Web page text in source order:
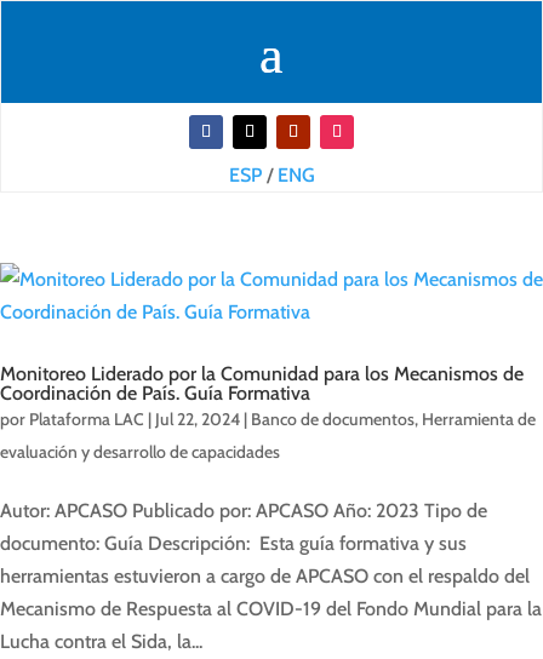
ESP/ ENG
Monitoreo Liderado por la Comunidad para los Mecanismos de
Coordinación de País. Guía Formativa
por Plataforma LAC | Jul 22, 2024 | Banco de documentos, Herramienta de
evaluación y desarrollo de capacidades
Autor: APCASO Publicado por: APCASO Año: 2023 Tipo de
documento: Guía Descripción: Esta guía formativa y sus
herramientas estuvieron a cargo de APCASO con el respaldo del
Mecanismo de Respuesta al COVID-19 del Fondo Mundial para la
Lucha contra el Sida, la...